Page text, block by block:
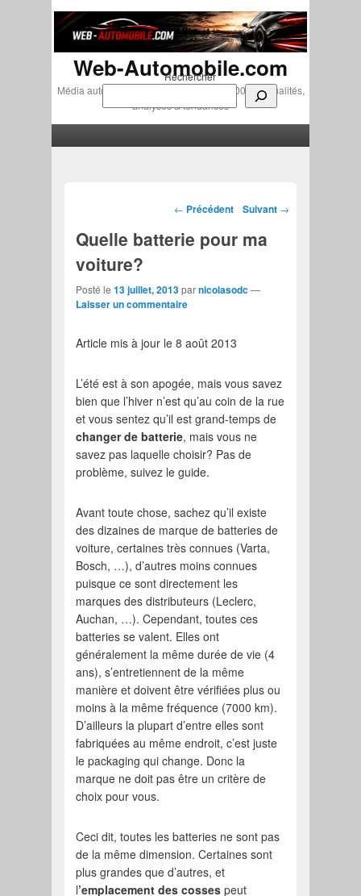
Rechercher
Web-Automobile.com
Média automobile indépendant depuis 2007 • Actualités,
analyses & tendances
Navigation des articles
← Précédent Suivant →
Quelle batterie pour ma
voiture?
Posté le13 juillet, 2013parnicolasodc—
Laisser un commentaire
Article mis à jour le 8 août 2013
L’été est à son apogée, mais vous savez
bien que l’hiver n’est qu’au coin de la rue
et vous sentez qu’il est grand-temps de
changer de batterie, mais vous ne
savez pas laquelle choisir? Pas de
problème, suivez le guide.
Avant toute chose, sachez qu’il existe
des dizaines de marque de batteries de
voiture, certaines très connues (Varta,
Bosch, …), d’autres moins connues
puisque ce sont directement les
marques des distributeurs (Leclerc,
Auchan, …). Cependant, toutes ces
batteries se valent. Elles ont
généralement la même durée de vie (4
ans), s’entretiennent de la même
manière et doivent être vérifiées plus ou
moins à la même fréquence (7000 km).
D’ailleurs la plupart d’entre elles sont
fabriquées au même endroit, c’est juste
le packaging qui change. Donc la
marque ne doit pas être un critère de
choix pour vous.
Ceci dit, toutes les batteries ne sont pas
de la même dimension. Certaines sont
plus grandes que d’autres, et
l’emplacement des cosses peut